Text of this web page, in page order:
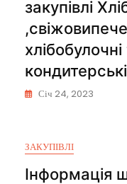
закупівлі
хлібобулочні
Січ 24, 2023
ЗАКУПІВЛІ
Інформація